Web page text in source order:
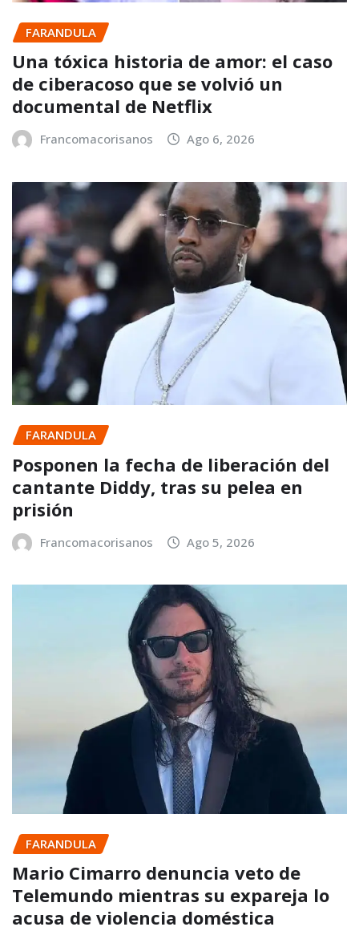
FARANDULA
Una tóxica historia de amor: el caso
de ciberacoso que se volvió un
documental de Netflix
Francomacorisanos Ago 6, 2026
FARANDULA
Posponen la fecha de liberación del
cantante Diddy, tras su pelea en
prisión
Francomacorisanos Ago 5, 2026
FARANDULA
Mario Cimarro denuncia veto de
Telemundo mientras su expareja lo
acusa de violencia doméstica